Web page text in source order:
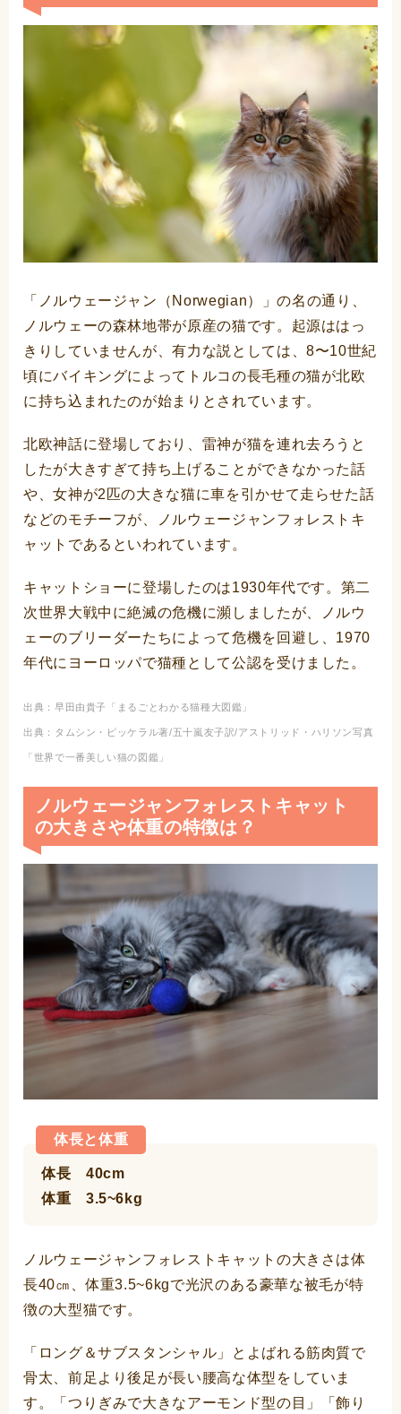
「ノルウェージャン（Norwegian）」の名の通り、
ノルウェーの森林地帯が原産の猫です。起源ははっ
きりしていませんが、有力な説としては、8〜10世紀
頃にバイキングによってトルコの長毛種の猫が北欧
に持ち込まれたのが始まりとされています。
北欧神話に登場しており、雷神が猫を連れ去ろうと
したが大きすぎて持ち上げることができなかった話
や、女神が2匹の大きな猫に車を引かせて走らせた話
などのモチーフが、ノルウェージャンフォレストキ
ャットであるといわれています。
キャットショーに登場したのは1930年代です。第二
次世界大戦中に絶滅の危機に瀕しましたが、ノルウ
ェーのブリーダーたちによって危機を回避し、1970
年代にヨーロッパで猫種として公認を受けました。
出典：早田由貴子「まるごとわかる猫種大図鑑」
出典：タムシン・ピッケラル著/五十嵐友子訳/アストリッド・ハリソン写真
「世界で一番美しい猫の図鑑」
ノルウェージャンフォレストキャット
の大きさや体重の特徴は？
体長と体重
体長 40cm
体重 3.5~6kg
ノルウェージャンフォレストキャットの大きさは体
長40㎝、体重3.5~6kgで光沢のある豪華な被毛が特
徴の大型猫です。
「ロング＆サブスタンシャル」とよばれる筋肉質で
骨太、前足より後足が長い腰高な体型をしていま
す。「つりぎみで大きなアーモンド型の目」「飾り